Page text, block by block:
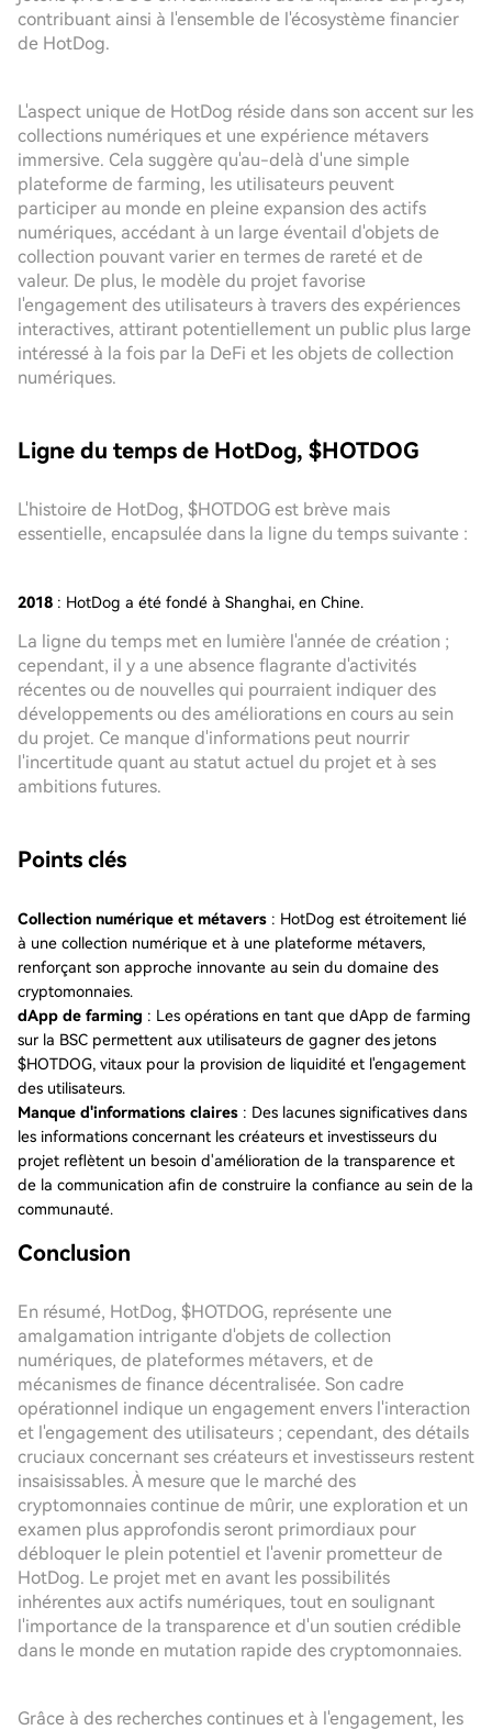
contribuant ainsi à l'ensemble de l'écosystème financier
de HotDog.
L'aspect unique de HotDog réside dans son accent sur les
collections numériques et une expérience métavers
immersive. Cela suggère qu'au-delà d'une simple
plateforme de farming, les utilisateurs peuvent
participer au monde en pleine expansion des actifs
numériques, accédant à un large éventail d'objets de
collection pouvant varier en termes de rareté et de
valeur. De plus, le modèle du projet favorise
l'engagement des utilisateurs à travers des expériences
interactives, attirant potentiellement un public plus large
intéressé à la fois par la DeFi et les objets de collection
numériques.
Ligne du temps de HotDog, $HOTDOG
L'histoire de HotDog, $HOTDOG est brève mais
essentielle, encapsulée dans la ligne du temps suivante :
2018 : HotDog a été fondé à Shanghai, en Chine.
La ligne du temps met en lumière l'année de création ;
cependant, il y a une absence flagrante d'activités
récentes ou de nouvelles qui pourraient indiquer des
développements ou des améliorations en cours au sein
du projet. Ce manque d'informations peut nourrir
l'incertitude quant au statut actuel du projet et à ses
ambitions futures.
Points clés
Collection numérique et métavers : HotDog est étroitement lié
à une collection numérique et à une plateforme métavers,
renforçant son approche innovante au sein du domaine des
cryptomonnaies.
dApp de farming : Les opérations en tant que dApp de farming
sur la BSC permettent aux utilisateurs de gagner des jetons
$HOTDOG, vitaux pour la provision de liquidité et l'engagement
des utilisateurs.
Manque d'informations claires : Des lacunes significatives dans
les informations concernant les créateurs et investisseurs du
projet reflètent un besoin d'amélioration de la transparence et
de la communication afin de construire la confiance au sein de la
communauté.
Conclusion
En résumé, HotDog, $HOTDOG, représente une
amalgamation intrigante d'objets de collection
numériques, de plateformes métavers, et de
mécanismes de finance décentralisée. Son cadre
opérationnel indique un engagement envers l'interaction
et l'engagement des utilisateurs ; cependant, des détails
cruciaux concernant ses créateurs et investisseurs restent
insaisissables. À mesure que le marché des
cryptomonnaies continue de mûrir, une exploration et un
examen plus approfondis seront primordiaux pour
débloquer le plein potentiel et l'avenir prometteur de
HotDog. Le projet met en avant les possibilités
inhérentes aux actifs numériques, tout en soulignant
l'importance de la transparence et d'un soutien crédible
dans le monde en mutation rapide des cryptomonnaies.
Grâce à des recherches continues et à l'engagement, les